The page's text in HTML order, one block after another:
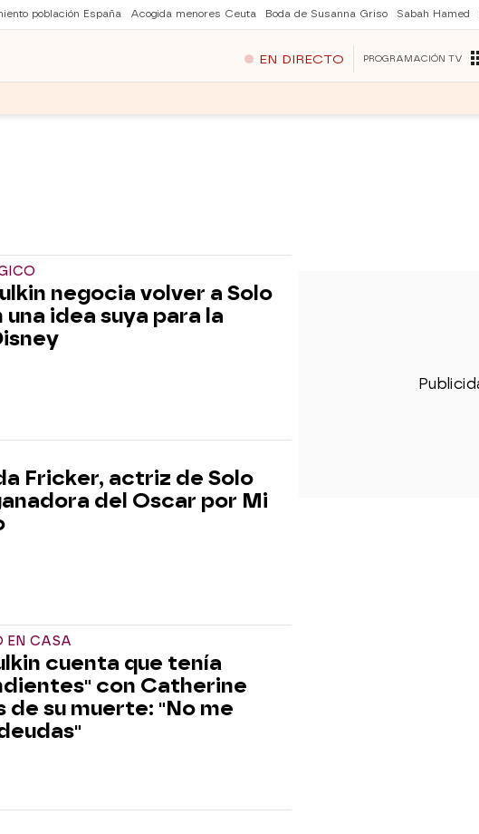
población España Acogida menores Ceuta Boda de Susanna Griso Sabah Hamed
EN DIRECTO PROGRAMACIÓN TV
negocia volver a Solo
una idea suya para la
Fricker, actriz de Solo
del Oscar por Mi
EN CASA
cuenta que tenía
con Catherine
de su muerte: "No me